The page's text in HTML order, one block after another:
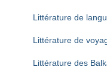
Littérature de
Littérature de
Littérature des